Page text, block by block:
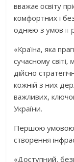
вважає освіту
комфортних і
однією з умов її
«Країна, яка
сучасному світі,
дійсно
кожній з них
важливих,
України.
Першою умовою,
створення
«Доступний,